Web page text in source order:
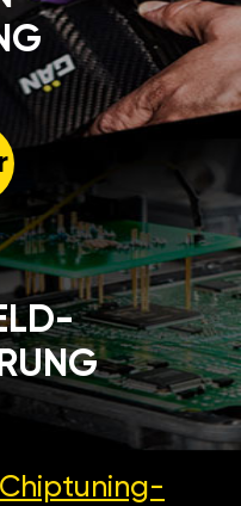
Chiptuning-